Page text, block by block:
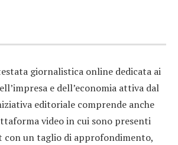
giornalistica online dedicata ai
e dell’economia attiva dal
editoriale comprende anche
video in cui sono presenti
con un taglio di approfondimento,